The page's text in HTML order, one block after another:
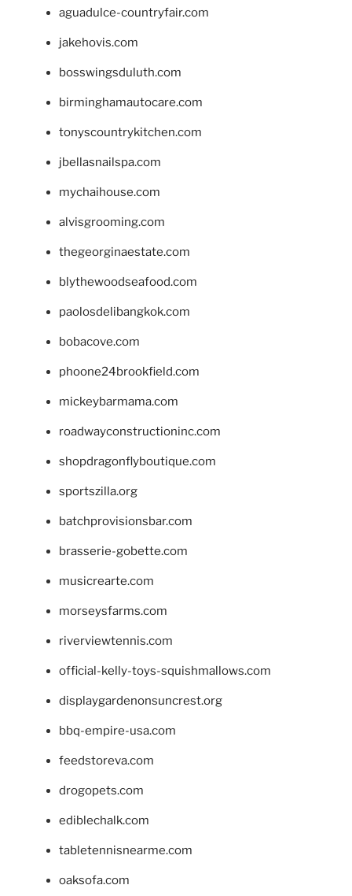
aguadulce-countryfair.com
jakehovis.com
bosswingsduluth.com
birminghamautocare.com
tonyscountrykitchen.com
jbellasnailspa.com
mychaihouse.com
alvisgrooming.com
thegeorginaestate.com
blythewoodseafood.com
paolosdelibangkok.com
bobacove.com
phoone24brookfield.com
mickeybarmama.com
roadwayconstructioninc.com
shopdragonflyboutique.com
sportszilla.org
batchprovisionsbar.com
brasserie-gobette.com
musicrearte.com
morseysfarms.com
riverviewtennis.com
official-kelly-toys-squishmallows.com
displaygardenonsuncrest.org
bbq-empire-usa.com
feedstoreva.com
drogopets.com
ediblechalk.com
tabletennisnearme.com
oaksofa.com